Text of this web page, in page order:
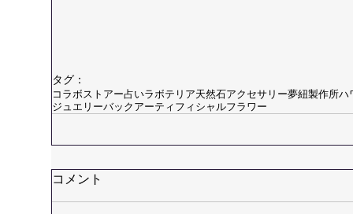
タグ：
コラボストアー占いラボテリア天然石アクセサリー夢紐製作所ハ
ジュエリーバック アーティフィシャルフラワー
コメント